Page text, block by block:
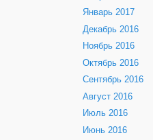
Январь 2017
Декабрь 2016
Ноябрь 2016
Октябрь 2016
Сентябрь 2016
Август 2016
Июль 2016
Июнь 2016